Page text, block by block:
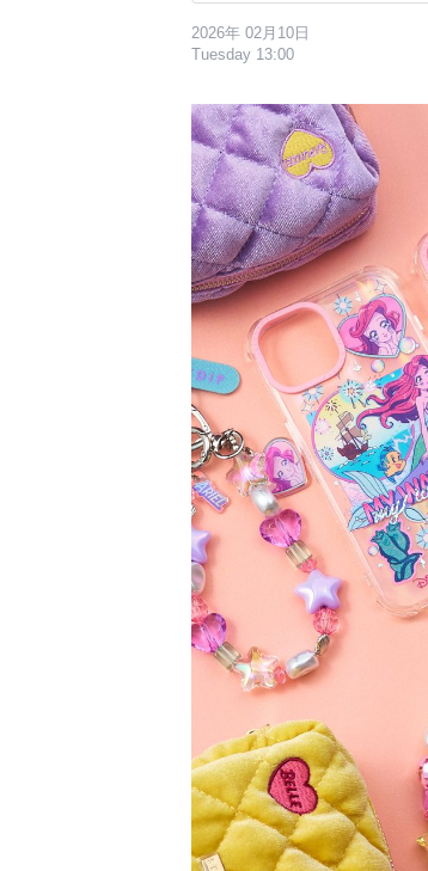
2026年 02月10日
Tuesday 13:00